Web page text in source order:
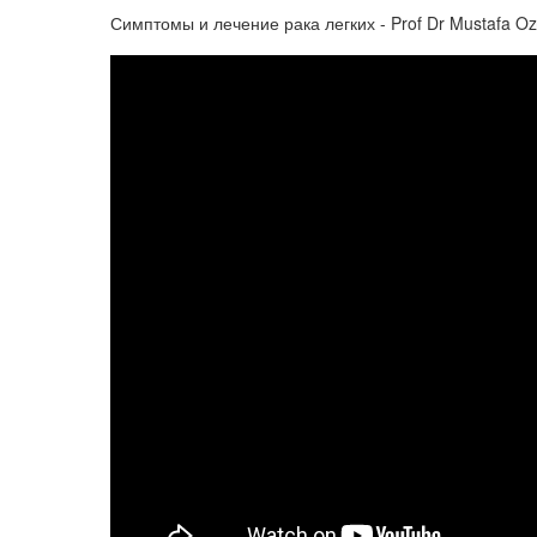
Симптомы и лечение рака легких - Prof Dr Mustafa